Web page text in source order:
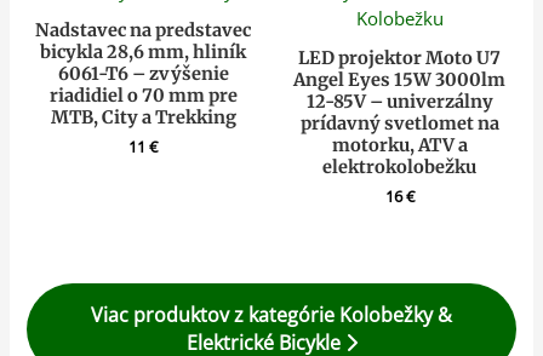
Nadstavec na predstavec
bicykla 28,6 mm, hliník
6061-T6 – zvýšenie
riadidiel o 70 mm pre
MTB, City a Trekking
11€
LED projektor Moto U7
Angel Eyes 15W 3000lm
12-85V – univerzálny
prídavný svetlomet na
motorku, ATV a
elektrokolobežku
16€
Viac produktov z kategórie Kolobežky &
Elektrické Bicykle